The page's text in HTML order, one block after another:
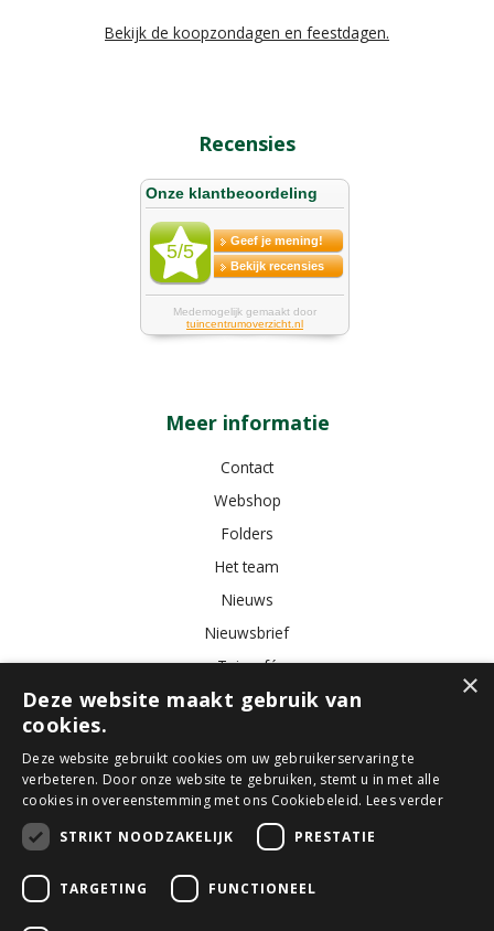
Bekijk de koopzondagen en feestdagen.
Recensies
Meer informatie
Contact
Webshop
Folders
Het team
Nieuws
Nieuwsbrief
Tuincafé
Vacatures
Tuincentrum Bloemist Kamerplanten Kunstbloemen Buitenplanten
Tuinmeubelen
© GroenRijk Den Bosch
×
Deze website maakt gebruik van
cookies.
Deze website gebruikt cookies om uw gebruikerservaring te
verbeteren. Door onze website te gebruiken, stemt u in met alle
cookies in overeenstemming met ons Cookiebeleid. Lees verder
STRIKT NOODZAKELIJK
PRESTATIE
TARGETING FUNCTIONEEL